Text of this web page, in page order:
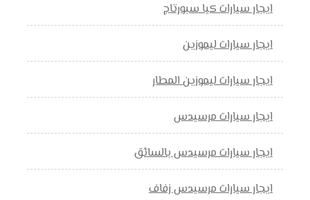
ايجار سيارات كيا سبورتاج
ايجار سيارات ليموزين
ايجار سيارات ليموزين المطار
ايجار سيارات مرسيدس
ايجار سيارات مرسيدس بالسائق
ايجار سيارات مرسيدس زفاف